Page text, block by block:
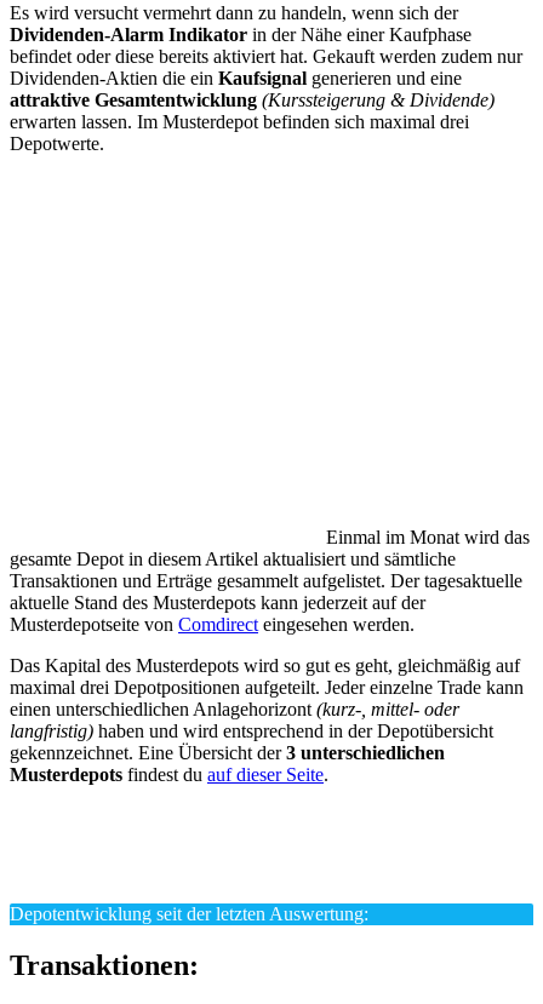
Es wird versucht vermehrt dann zu handeln, wenn sich der
Dividenden-Alarm Indikator in der Nähe einer Kaufphase
befindet oder diese bereits aktiviert hat. Gekauft werden zudem nur
Dividenden-Aktien die ein Kaufsignal generieren und eine
attraktive Gesamtentwicklung (Kurssteigerung & Dividende)
erwarten lassen. Im Musterdepot befinden sich maximal drei
Depotwerte.
Einmal im Monat wird das
gesamte Depot in diesem Artikel aktualisiert und sämtliche
Transaktionen und Erträge gesammelt aufgelistet. Der tagesaktuelle
aktuelle Stand des Musterdepots kann jederzeit auf der
Musterdepotseite von Comdirect eingesehen werden.
Das Kapital des Musterdepots wird so gut es geht, gleichmäßig auf
maximal drei Depotpositionen aufgeteilt. Jeder einzelne Trade kann
einen unterschiedlichen Anlagehorizont (kurz-, mittel- oder
langfristig) haben und wird entsprechend in der Depotübersicht
gekennzeichnet. Eine Übersicht der3 unterschiedlichen
Musterdepots findest du auf dieser Seite.
Depotentwicklung seit der letzten Auswertung:
Transaktionen: